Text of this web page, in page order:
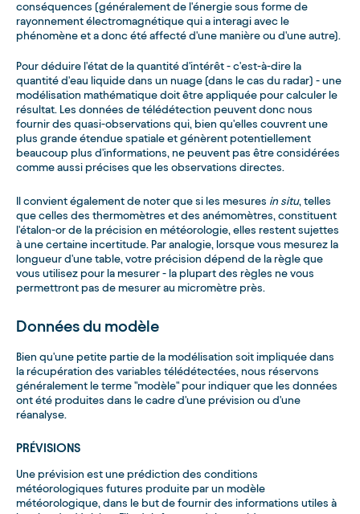
conséquences (généralement de l'énergie sous forme de
rayonnement électromagnétique qui a interagi avec le
phénomène et a donc été affecté d'une manière ou d'une autre).
Pour déduire l'état de la quantité d'intérêt - c'est-à-dire la
quantité d'eau liquide dans un nuage (dans le cas du radar) - une
modélisation mathématique doit être appliquée pour calculer le
résultat. Les données de télédétection peuvent donc nous
fournir des quasi-observations qui, bien qu'elles couvrent une
plus grande étendue spatiale et génèrent potentiellement
beaucoup plus d'informations, ne peuvent pas être considérées
comme aussi précises que les observations directes.
Il convient également de noter que si les mesures in situ, telles
que celles des thermomètres et des anémomètres, constituent
l'étalon-or de la précision en météorologie, elles restent sujettes
à une certaine incertitude. Par analogie, lorsque vous mesurez la
longueur d'une table, votre précision dépend de la règle que
vous utilisez pour la mesurer - la plupart des règles ne vous
permettront pas de mesurer au micromètre près.
Données du modèle
Bien qu'une petite partie de la modélisation soit impliquée dans
la récupération des variables télédétectées, nous réservons
généralement le terme "modèle" pour indiquer que les données
ont été produites dans le cadre d'une prévision ou d'une
réanalyse.
PRÉVISIONS
Une prévision est une prédiction des conditions
météorologiques futures produite par un modèle
météorologique, dans le but de fournir des informations utiles à